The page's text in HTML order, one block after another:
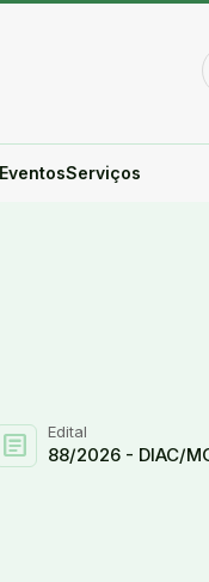
EventosServiços
article Edital
88/2026 - DIAC/